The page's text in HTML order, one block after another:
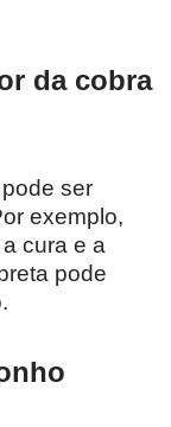
da cobra
ser
exemplo,
cura e a
pode